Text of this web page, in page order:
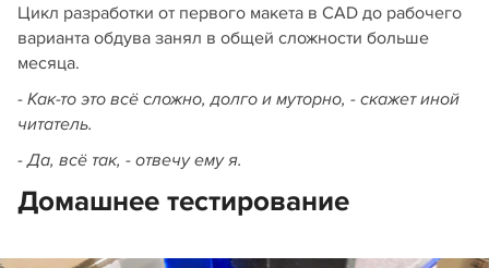
Цикл разработки от первого макета в CAD до рабочего
варианта обдува занял в общей сложности больше
месяца.
- Как-то это всё сложно, долго и муторно, - скажет иной
читатель.
- Да, всё так, - отвечу ему я.
Домашнее тестирование